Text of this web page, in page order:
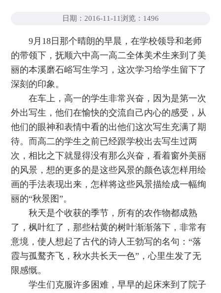
日期：2016-11-11浏览： 1496
9月18日那个晴朗的早晨，在学校领导和老师
的带领下，抚顺六中高一高二全体美术生来到了美
丽的本溪磨石峪写生学习，这次学习给学生留下了
深刻的印象。
在车上，高一的学生非常兴奋，因为是第一次
外出写生，他们在愉快的交流自己内心的感受，从
他们的眼神和表情中看的出他们这次写生充满了期
待。而高二的学生之前已经跟学校出去写生过两
次，相比之下就显得没有那么兴奋，看着窗外美丽
的风景，想的更多的是这些风景的颜色该怎样用绘
画的手法表现出来，怎样将这些风景描绘成一幅绚
丽的“秋景图”。
秋天是个收获的季节，所有的农作物都成熟
了，枫叶红了，那些枯黄的树叶渐渐落下，非常有
意境，使人想起了古代的诗人王勃写的名句：“落
霞与孤鹜齐飞，秋水共长天一色”，心里生发了无
限感慨。
学生们克服许多困难，早早的起床来到了院子